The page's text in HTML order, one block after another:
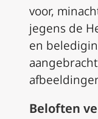
voor,
jegens de
en
Beloften